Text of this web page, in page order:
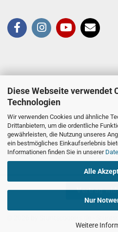
Diese Webseite verwendet
Technologien
Wir verwenden Cookies und ähnliche
Drittanbietern, um die ordentliche
gewährleisten, die Nutzung unseres
ein bestmögliches Einkaufserlebnis
Informationen finden Sie in unserer
Alle
Nur
Weitere
Vertrag